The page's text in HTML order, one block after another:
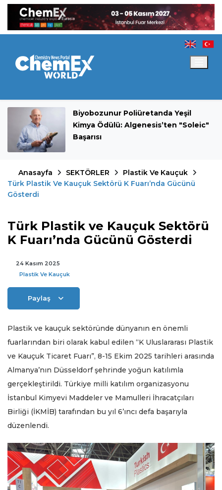
Biyobozunur Poliüretanda Yeşil
Kimya Ödülü: Algenesis’ten "Soleic"
Başarısı
Anasayfa SEKTÖRLER
Plastik Ve Kauçuk
Türk Plastik Ve Kauçuk Sektörü K Fuarı’nda Gücünü
Gösterdi
Türk Plastik ve Kauçuk Sektörü
K Fuarı’nda Gücünü Gösterdi
24 Kasım 2025
Plastik Ve Kauçuk
Paylaş
Plastik ve kauçuk sektöründe dünyanın en önemli
fuarlarından biri olarak kabul edilen “K Uluslararası Plastik
ve Kauçuk Ticaret Fuarı”, 8-15 Ekim 2025 tarihleri arasında
Almanya’nın Düsseldorf şehrinde yoğun katılımla
gerçekleştirildi. Türkiye milli katılım organizasyonu
İstanbul Kimyevi Maddeler ve Mamulleri İhracatçıları
Birliği (İKMİB) tarafından bu yıl 6’ıncı defa başarıyla
düzenlendi.